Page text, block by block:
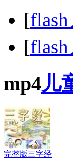
[
[
mp4儿
完整版三字经